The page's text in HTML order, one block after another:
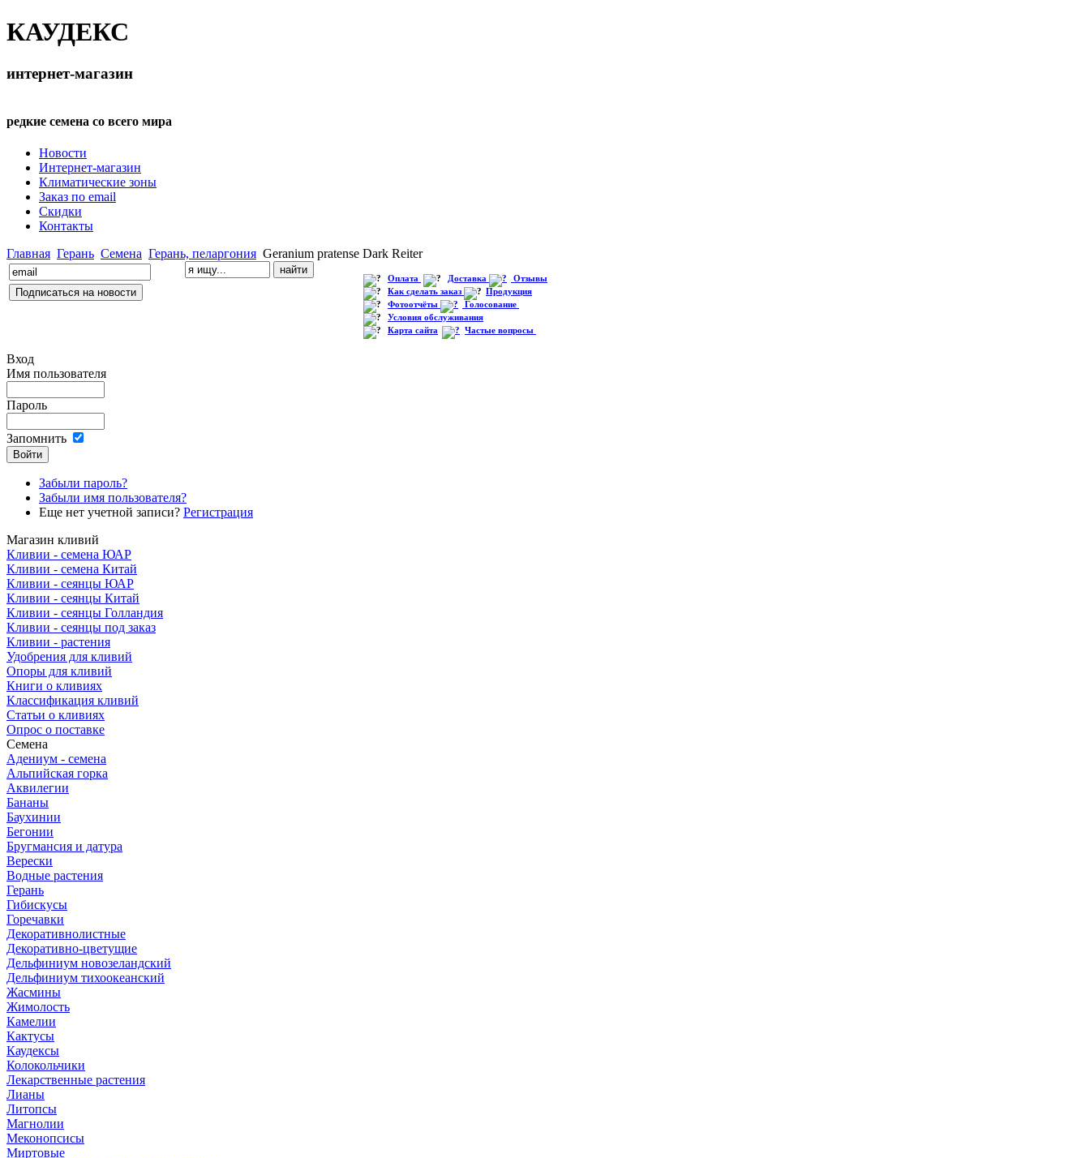
КАУДЕКС
интернет-магазин
редкие семена со всего мира
Новости
Интернет-магазин
Климатические зоны
Заказ по email
Скидки
Контакты
Главная Герань Семена Герань, пеларгония Geranium pratense Dark Reiter
Оплата Доставка
Отзывы
Как сделать заказ
Продукция
Фотоотчёты
Голосование
Условия обслуживания
Карта сайта
Частые вопросы
Вход
Имя пользователя
Пароль
Запомнить
Забыли пароль?
Забыли имя пользователя?
Еще нет учетной записи? Регистрация
Магазин кливий
Кливии - семена ЮАР
Кливии - семена Китай
Кливии - сеянцы ЮАР
Кливии - сеянцы Китай
Кливии - сеянцы Голландия
Кливии - сеянцы под заказ
Кливии - растения
Удобрения для кливий
Опоры для кливий
Книги о кливиях
Классификация кливий
Статьи о кливиях
Опрос о поставке
Семена
Адениум - семена
Альпийская горка
Аквилегии
Бананы
Баухинии
Бегонии
Бругмансия и датура
Верески
Водные растения
Герань
Гибискусы
Горечавки
Декоративнолистные
Декоративно-цветущие
Дельфиниум новозеландский
Дельфиниум тихоокеанский
Жасмины
Жимолость
Камелии
Кактусы
Каудексы
Колокольчики
Лекарственные растения
Лианы
Литопсы
Магнолии
Меконопсисы
Миртовые